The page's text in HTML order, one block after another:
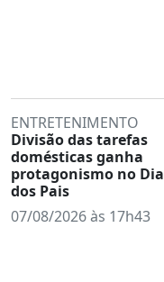
ENTRETENIMENTO
Divisão das tarefas
domésticas ganha
protagonismo no Dia
dos Pais
07/08/2026 às 17h43